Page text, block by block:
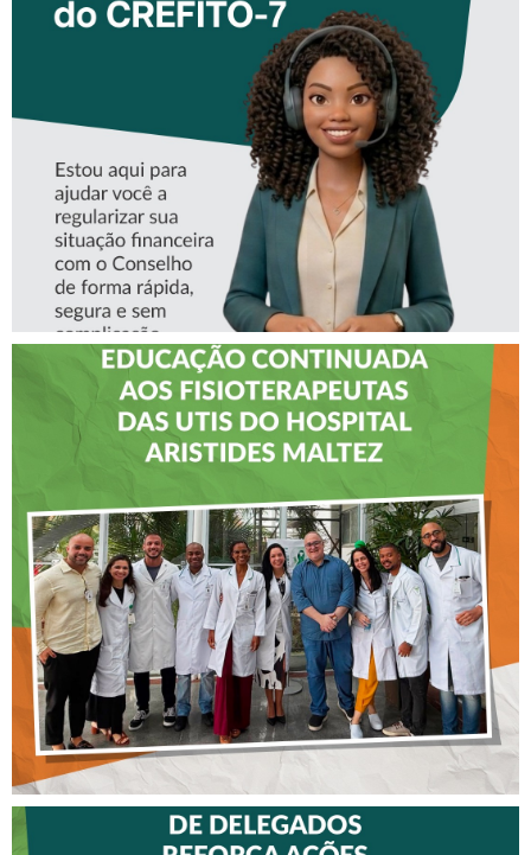
CONHEÇA A ‘ALINE’,
ASSISTENTE VIRTUAL DO
CREFITO-7
CREFITO-7 LEVA EDUCAÇÃO
CONTINUADA AOS
FISIOTERAPEUTAS DAS UTIs
DO HOSPITAL ARISTIDES
MALTEZ